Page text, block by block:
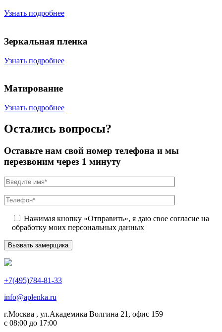
Узнать подробнее
Зеркальная пленка
Узнать подробнее
Матирование
Узнать подробнее
Остались вопросы?
Оставьте нам свой номер телефона и мы
перезвоним через 1 минуту
Нажимая кнопку «Отправить», я даю свое согласие на
обработку моих персональных данных
+7(495)784-81-33
info@aplenka.ru
г.Москва , ул.Академика Волгина 21, офис 159
с 08:00 до 17:00